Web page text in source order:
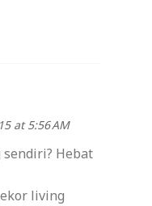
at 5:56 AM
Hebat
living